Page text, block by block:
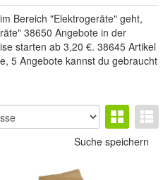
Bereich "Elektrogeräte" geht,
38650 Angebote in der
starten ab 3,20 €. 38645 Artikel
5 Angebote kannst du gebraucht
Suche speichern